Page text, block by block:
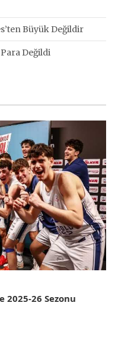
Büyük Değildir
Değildi
2025-26 Sezonu